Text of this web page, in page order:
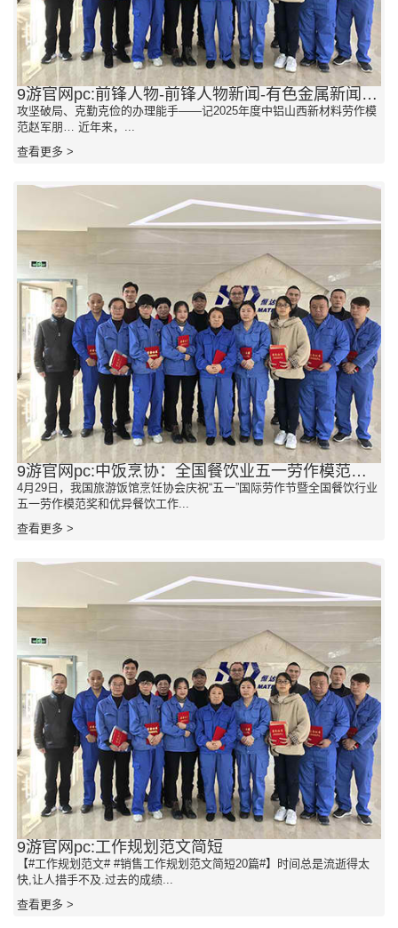
9游官网pc:前锋人物-前锋人物新闻-有色金属新闻-我国有色网-我国金属报主办
攻坚破局、克勤克俭的办理能手——记2025年度中铝山西新材料劳作模
范赵军朋… 近年来，...
查看更多 >
9游官网pc:中饭烹协：全国餐饮业五一劳作模范获奖名单发布
4月29日，我国旅游饭馆烹饪协会庆祝“五一”国际劳作节暨全国餐饮行业
五一劳作模范奖和优异餐饮工作...
查看更多 >
9游官网pc:工作规划范文简短
【#工作规划范文# #销售工作规划范文简短20篇#】时间总是流逝得太
快,让人措手不及.过去的成绩...
查看更多 >